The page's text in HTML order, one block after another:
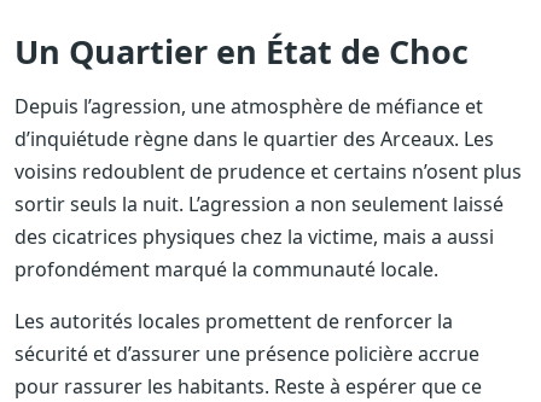
Un Quartier en État de Choc
Depuis l’agression, une atmosphère de méfiance et
d’inquiétude règne dans le quartier des Arceaux. Les
voisins redoublent de prudence et certains n’osent plus
sortir seuls la nuit. L’agression a non seulement laissé
des cicatrices physiques chez la victime, mais a aussi
profondément marqué la communauté locale.
Les autorités locales promettent de renforcer la
sécurité et d’assurer une présence policière accrue
pour rassurer les habitants. Reste à espérer que ce